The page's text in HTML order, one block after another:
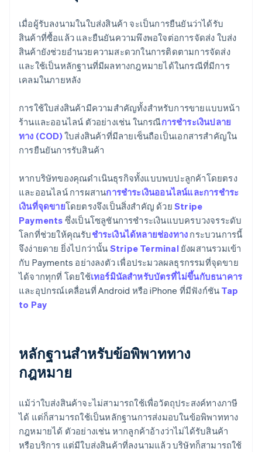
เมื่อผู้รับลงนามในใบส่งสินค้า จะเป็นการยืนยันว่าได้รับ
สินค้าที่ซื้อแล้ว และยืนยันความพึงพอใจต่อการจัดส่ง ใบส่ง
สินค้ายังช่วยอำนวยความสะดวกในการติดตามการจัดส่ง
และใช้เป็นหลักฐานที่มีผลทางกฎหมายได้ในกรณีที่มีการ
เคลมในภายหลัง
การใช้ใบส่งสินค้ามีความสำคัญทั้งสำหรับการขายแบบหน้า
ร้านและออนไลน์ ตัวอย่างเช่น ในกรณีการชำระเงินปลาย
ทาง (COD)ใบส่งสินค้าที่มีลายเซ็นถือเป็นเอกสารสำคัญใน
การยืนยันการรับสินค้า
หากบริษัทของคุณดำเนินธุรกิจทั้งแบบพบปะลูกค้าโดยตรง
และออนไลน์ การผสานการชำระเงินออนไลน์และการชำระ
เงินที่จุดขายโดยตรงจึงเป็นสิ่งสำคัญ ด้วยStripe
Payments ซึ่งเป็นโซลูชันการชำระเงินแบบครบวงจรระดับ
โลกที่ช่วยให้คุณรับชำระเงินได้หลายช่องทาง กระบวนการนี้
จึงง่ายดาย ยิ่งไปกว่านั้น Stripe Terminalยังผสานรวมเข้า
กับ Payments อย่างลงตัว เพื่อประมวลผลธุรกรรมที่จุดขาย
ได้จากทุกที่ โดยใช้เทอร์มินัลสำหรับบัตรที่ไม่ขึ้นกับธนาคาร
และอุปกรณ์เคลื่อนที่ Android หรือ iPhone ที่มีฟังก์ชัน Tap
to Pay
หลักฐานสำหรับข้อพิพาททาง
กฎหมาย
แม้ว่าใบส่งสินค้าจะไม่สามารถใช้เพื่อวัตถุประสงค์ทางภาษี
ได้ แต่ก็สามารถใช้เป็นหลักฐานการส่งมอบในข้อพิพาททาง
กฎหมายได้ ตัวอย่างเช่น หากลูกค้าอ้างว่าไม่ได้รับสินค้า
หรือบริการ แต่มีใบส่งสินค้าที่ลงนามแล้ว บริษัทก็สามารถใช้